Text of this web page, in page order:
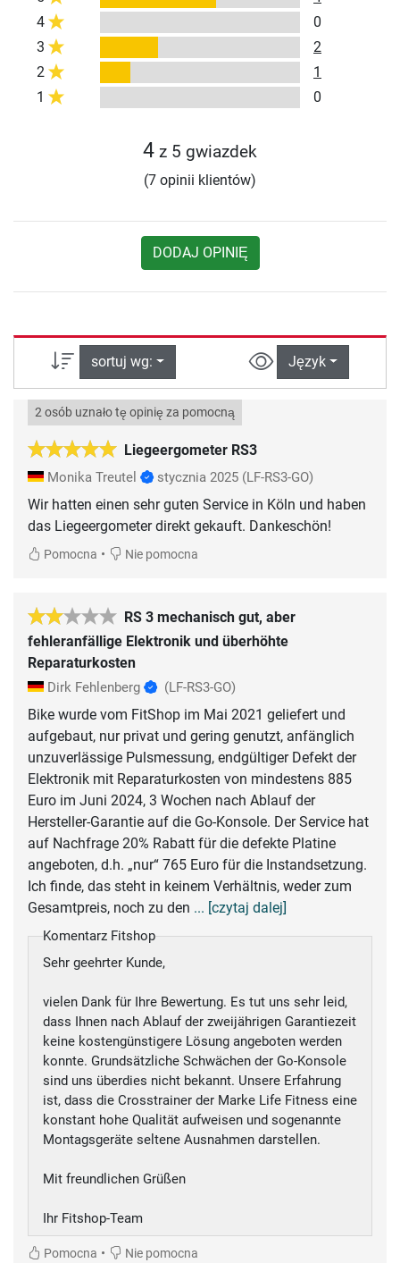
4
0
3
2
2
1
1
0
4 z 5 gwiazdek
(7 opinii klientów)
DODAJ OPINIĘ
sortuj wg: Język
Liegeergometer RS3
2 osób uznało tę opinię za pomocną
Monika Treutel stycznia 2025 (LF-RS3-GO)
Wir hatten einen sehr guten Service in Köln und haben
das Liegeergometer direkt gekauft. Dankeschön!
Pomocna • Nie pomocna
RS 3 mechanisch gut, aber
fehleranfällige Elektronik und überhöhte
Reparaturkosten
Dirk Fehlenberg (LF-RS3-GO)
Bike wurde vom FitShop im Mai 2021 geliefert und
aufgebaut, nur privat und gering genutzt, anfänglich
unzuverlässige Pulsmessung, endgültiger Defekt der
Elektronik mit Reparaturkosten von mindestens 885
Euro im Juni 2024, 3 Wochen nach Ablauf der
Hersteller-Garantie auf die Go-Konsole. Der Service hat
auf Nachfrage 20% Rabatt für die defekte Platine
angeboten, d.h. „nur“ 765 Euro für die Instandsetzung.
Ich finde, das steht in keinem Verhältnis, weder zum
Gesamtpreis, noch zu den ... [czytaj dalej]
Komentarz Fitshop
Sehr geehrter Kunde,
vielen Dank für Ihre Bewertung. Es tut uns sehr leid,
dass Ihnen nach Ablauf der zweijährigen Garantiezeit
keine kostengünstigere Lösung angeboten werden
konnte. Grundsätzliche Schwächen der Go-Konsole
sind uns überdies nicht bekannt. Unsere Erfahrung
ist, dass die Crosstrainer der Marke Life Fitness eine
konstant hohe Qualität aufweisen und sogenannte
Montagsgeräte seltene Ausnahmen darstellen.
Mit freundlichen Grüßen
Ihr Fitshop-Team
Pomocna • Nie pomocna